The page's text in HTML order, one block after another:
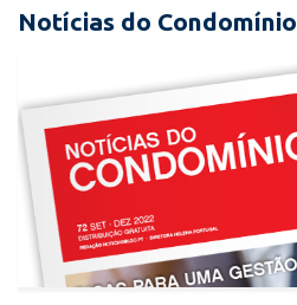
Notícias do Condomínio